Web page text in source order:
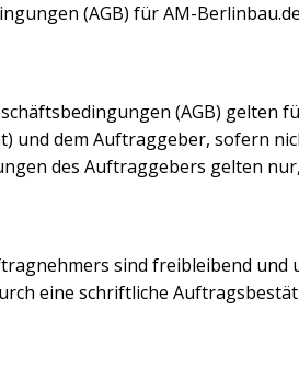
(AGB) für AM-
(AGB)
und dem Auftraggeber, sofern
des Auftraggebers gelten
sind freibleibend und
eine schriftliche